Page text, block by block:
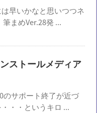
早いかなと思いつつネ
まめVer.28発 ...
ストールメディア
のサポート終了が近づ
・・というキロ ...